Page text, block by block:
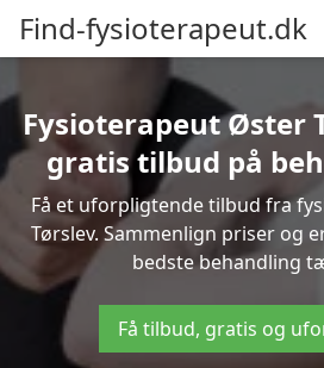
Find-fysioterapeut.dk
Fysioterapeut Øster
gratis tilbud på
Få et uforpligtende tilbud fra
Tørslev. Sammenlign priser og
bedste behandling
Få tilbud, gratis og